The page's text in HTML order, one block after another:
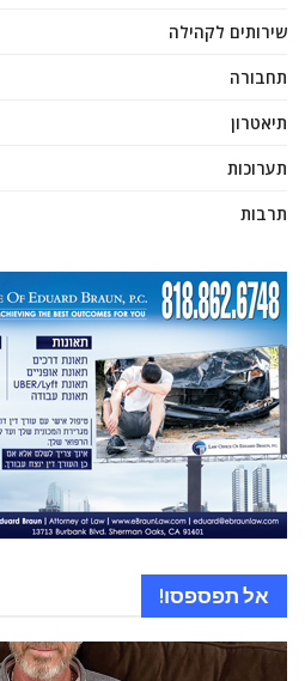
שירותים לקהילה
תחבורה
תיאטרון
תערוכות
תרבות
אל תפספסו!